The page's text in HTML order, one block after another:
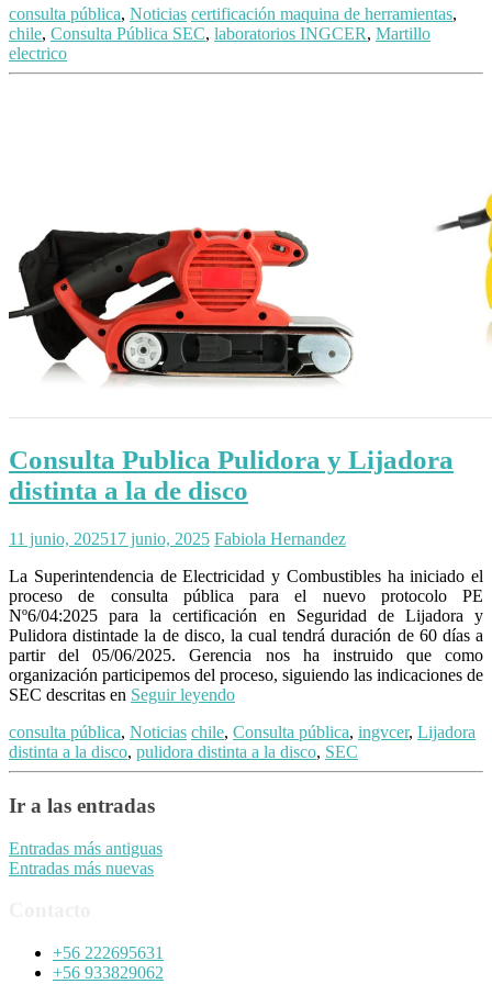
consulta pública, Noticias certificación maquina de herramientas,
chile, Consulta Pública SEC, laboratorios INGCER, Martillo
electrico
Consulta Publica Pulidora y Lijadora
distinta a la de disco
11 junio, 202517 junio, 2025 Fabiola Hernandez
La Superintendencia de Electricidad y Combustibles ha iniciado el
proceso de consulta pública para el nuevo protocolo PE
Nº6/04:2025 para la certificación en Seguridad de Lijadora y
Pulidora distintade la de disco, la cual tendrá duración de 60 días a
partir del 05/06/2025. Gerencia nos ha instruido que como
organización participemos del proceso, siguiendo las indicaciones de
SEC descritas en Seguir leyendo
consulta pública, Noticias chile, Consulta pública, ingvcer, Lijadora
distinta a la disco, pulidora distinta a la disco, SEC
Ir a las entradas
Entradas más antiguas
Entradas más nuevas
+56 222695631
+56 933829062